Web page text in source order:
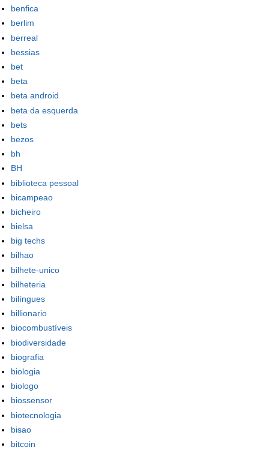
benfica
berlim
berreal
bessias
bet
beta
beta android
beta da esquerda
bets
bezos
bh
BH
biblioteca pessoal
bicampeao
bicheiro
bielsa
big techs
bilhao
bilhete-unico
bilheteria
bilíngues
billionario
biocombustíveis
biodiversidade
biografia
biologia
biologo
biossensor
biotecnologia
bisao
bitcoin